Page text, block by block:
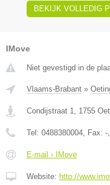
BEKIJK VOLLEDIG
IMove
Niet gevestigd in de
Vlaams-Brabant »
Condijstraat 1 1755
Tel: 0488380004 , Fax: -
E-mail › IMove
Website: http://